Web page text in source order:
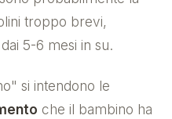
troppo brevi,
5-6 mesi in su.
si intendono le
che il bambino ha